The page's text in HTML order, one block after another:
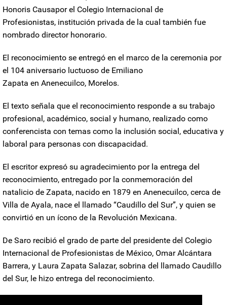
Honoris Causapor el Colegio Internacional de
Profesionistas, institución privada de la cual también fue
nombrado director honorario.
El reconocimiento se entregó en el marco de la ceremonia por
el 104 aniversario luctuoso de Emiliano
Zapata en Anenecuilco, Morelos.
El texto señala que el reconocimiento responde a su trabajo
profesional, académico, social y humano, realizado como
conferencista con temas como la inclusión social, educativa y
laboral para personas con discapacidad.
El escritor expresó su agradecimiento por la entrega del
reconocimiento, entregado por la conmemoración del
natalicio de Zapata, nacido en 1879 en Anenecuilco, cerca de
Villa de Ayala, nace el llamado “Caudillo del Sur”, y quien se
convirtió en un ícono de la Revolución Mexicana.
De Saro recibió el grado de parte del presidente del Colegio
Internacional de Profesionistas de México, Omar Alcántara
Barrera, y Laura Zapata Salazar, sobrina del llamado Caudillo
del Sur, le hizo entrega del reconocimiento.